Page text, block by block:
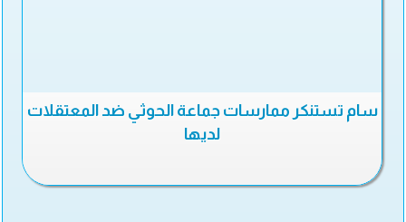
سام تستنكر ممارسات جماعة الحوثي ضد المعتقلات
لديها